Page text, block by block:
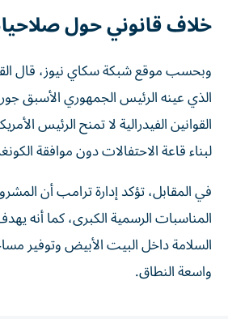
خلاف قانوني حول
وبحسب موقع شبكة سكاي نيوز، قال
الذي عينه الرئيس الجمهوري الأسبق
القوانين الفيدرالية لا تمنح الرئيس
لبناء قاعة الاحتفالات دون موافقة
في المقابل، تؤكد إدارة ترامب أن
المناسبات الرسمية الكبرى، كما أنه
السلامة داخل البيت الأبيض وتوفير
واسعة النطاق.